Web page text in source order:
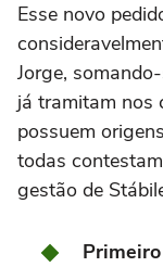
Esse novo
Jorge,
já tramitam nos
possuem
todas
gestão de